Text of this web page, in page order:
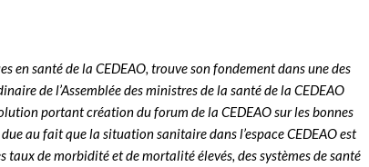
en santé de la CEDEAO, trouve son fondement dans une des
de l’Assemblée des ministres de la santé de la CEDEAO
portant création du forum de la CEDEAO sur les bonnes
au fait que la situation sanitaire dans l’espace CEDEAO est
taux de morbidité et de mortalité élevés, des systèmes de santé